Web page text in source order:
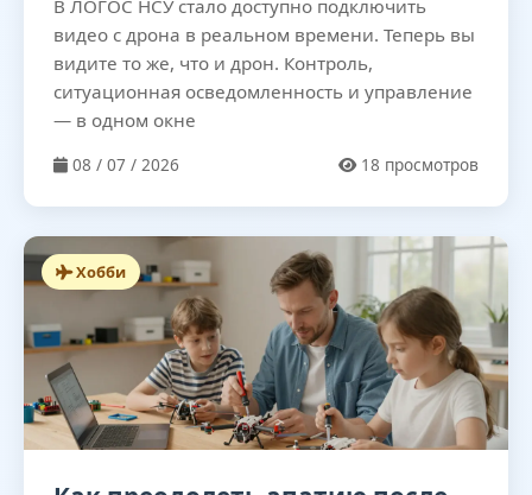
В ЛОГОС НСУ стало доступно подключить
видео с дрона в реальном времени. Теперь вы
видите то же, что и дрон. Контроль,
ситуационная осведомленность и управление
— в одном окне
08 / 07 / 2026 18 просмотров
Хобби